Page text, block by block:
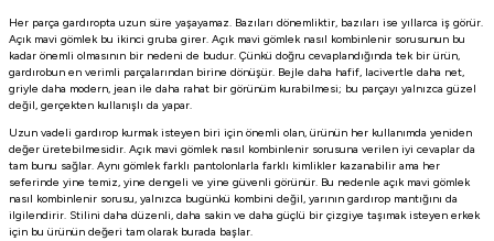
Her parça gardıropta uzun süre yaşayamaz. Bazıları dönemliktir, bazıları ise yıllarca iş görür.
Açık mavi gömlek bu ikinci gruba girer. Açık mavi gömlek nasıl kombinlenir sorusunun bu
kadar önemli olmasının bir nedeni de budur. Çünkü doğru cevaplandığında tek bir ürün,
gardırobun en verimli parçalarından birine dönüşür. Bejle daha hafif, lacivertle daha net,
griyle daha modern, jean ile daha rahat bir görünüm kurabilmesi; bu parçayı yalnızca güzel
değil, gerçekten kullanışlı da yapar.
Uzun vadeli gardırop kurmak isteyen biri için önemli olan, ürünün her kullanımda yeniden
değer üretebilmesidir. Açık mavi gömlek nasıl kombinlenir sorusuna verilen iyi cevaplar da
tam bunu sağlar. Aynı gömlek farklı pantolonlarla farklı kimlikler kazanabilir ama her
seferinde yine temiz, yine dengeli ve yine güvenli görünür. Bu nedenle açık mavi gömlek
nasıl kombinlenir sorusu, yalnızca bugünkü kombini değil, yarının gardırop mantığını da
ilgilendirir. Stilini daha düzenli, daha sakin ve daha güçlü bir çizgiye taşımak isteyen erkek
için bu ürünün değeri tam olarak burada başlar.